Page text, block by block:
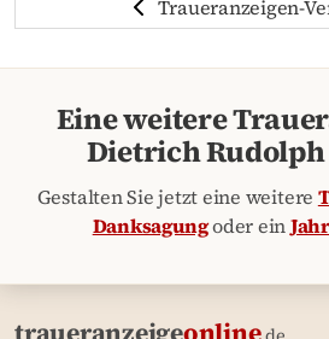
Traueranzeigen-
Eine weitere
Dietrich
Gestalten Sie jetzt eine weitere
Danksagungoder ein